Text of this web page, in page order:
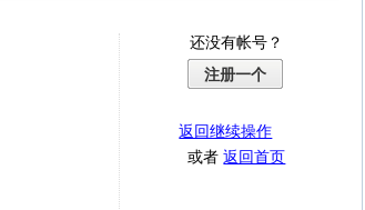
还没有帐号？
注册一个
返回继续操作
或者返回首页